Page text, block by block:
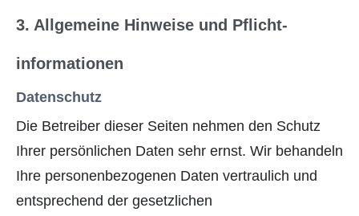
3. Allgemeine Hinweise und Pflicht­
informationen
Datenschutz
Die Betreiber dieser Seiten nehmen den Schutz
Ihrer persönlichen Daten sehr ernst. Wir behandeln
Ihre personenbezogenen Daten vertraulich und
entsprechend der gesetzlichen